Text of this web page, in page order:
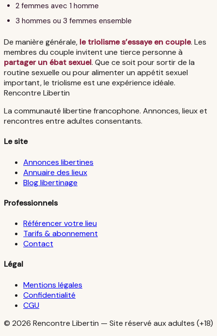
2 femmes avec 1 homme
3 hommes ou 3 femmes ensemble
De manière générale, le triolisme s’essaye en couple. Les
membres du couple invitent une tierce personne à
partager un ébat sexuel. Que ce soit pour sortir de la
routine sexuelle ou pour alimenter un appétit sexuel
important, le triolisme est une expérience idéale.
Rencontre Libertin
La communauté libertine francophone. Annonces, lieux et
rencontres entre adultes consentants.
Le site
Annonces libertines
Annuaire des lieux
Blog libertinage
Professionnels
Référencer votre lieu
Tarifs & abonnement
Contact
Légal
Mentions légales
Confidentialité
CGU
© 2026 Rencontre Libertin — Site réservé aux adultes (+18)